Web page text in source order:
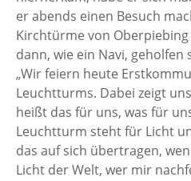
er abends einen Besuch
Kirchtürme von
dann, wie ein Navi, geholfen
„Wir feiern heute
Leuchtturms. Dabei zeigt
heißt das für uns, was für
Leuchtturm steht für Licht
das auf sich übertragen,
Licht der Welt, wer mir